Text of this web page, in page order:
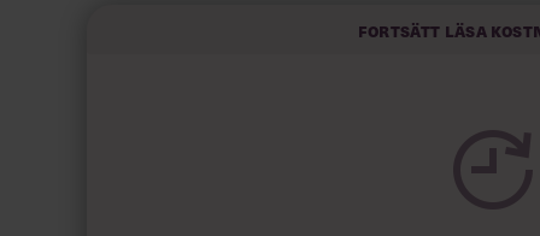
Vi hade ett par missöden i gruppen. I
över honom. Själv klarade jag mej utan att
olyckan, som en säkerhetsåtgärd. I den
Fortsätt läsa